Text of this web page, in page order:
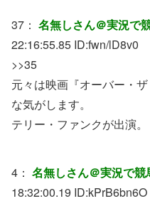
37： 名無しさん＠実況で
22:16:55.85 ID:fwn/lD8v0
>>35
元々は映画『オーバー・
な気がします。
テリー・ファンクが出演。
4： 名無しさん＠実況で競
18:32:00.19 ID:kPrB6bn6O